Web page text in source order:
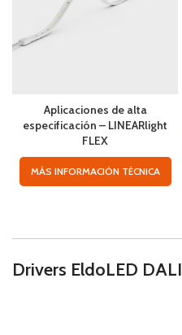
Aplicaciones de alta
especificación – LINEARlight
FLEX
MÁS INFORMACIÓN TÉCNICA
Drivers EldoLED DALI